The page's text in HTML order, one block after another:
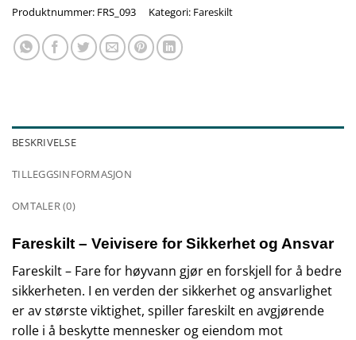
Produktnummer: FRS_093 Kategori: Fareskilt
BESKRIVELSE
TILLEGGSINFORMASJON
OMTALER (0)
Fareskilt – Veivisere for Sikkerhet og Ansvar
Fareskilt – Fare for høyvann gjør en forskjell for å bedre
sikkerheten. I en verden der sikkerhet og ansvarlighet
er av største viktighet, spiller fareskilt en avgjørende
rolle i å beskytte mennesker og eiendom mot